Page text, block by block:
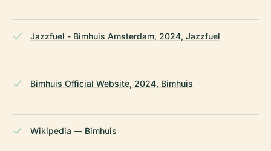
Jazzfuel - Bimhuis Amsterdam, 2024, Jazzfuel
Bimhuis Official Website, 2024, Bimhuis
Wikipedia — Bimhuis